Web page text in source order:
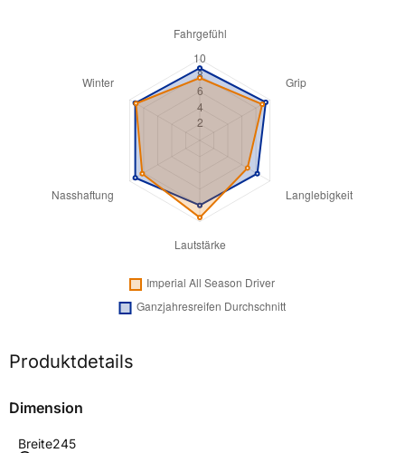
Produktdetails
Dimension
Breite245